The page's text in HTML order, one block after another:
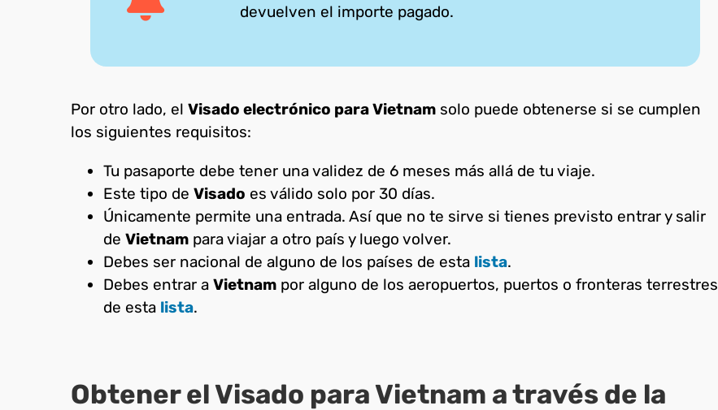
devuelven el importe pagado.
Por otro lado, el Visado electrónico para Vietnam solo puede obtenerse si se cumplen
los siguientes requisitos:
Tu pasaporte debe tener una validez de 6 meses más allá de tu viaje.
Este tipo de Visado es válido solo por 30 días.
Únicamente permite una entrada. Así que no te sirve si tienes previsto entrar y salir
de Vietnam para viajar a otro país y luego volver.
Debes ser nacional de alguno de los países de esta lista.
Debes entrar a Vietnam por alguno de los aeropuertos, puertos o fronteras terrestres
de esta lista.
Obtener el Visado para Vietnam a través de la